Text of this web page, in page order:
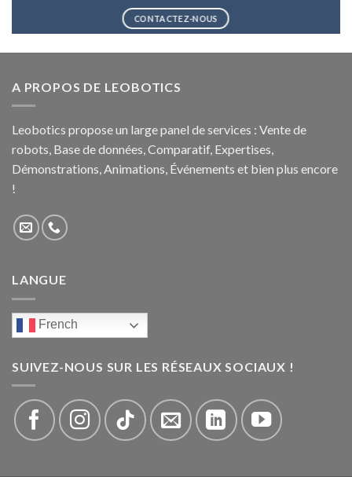
CONTACTEZ-NOUS
A PROPOS DE LEOBOTICS
Leobotics propose un large panel de services : Vente de
robots, Base de données, Comparatif, Expertises,
Démonstrations, Animations, Événements et bien plus encore
!
LANGUE
French
SUIVEZ-NOUS SUR LES RÉSEAUX SOCIAUX !